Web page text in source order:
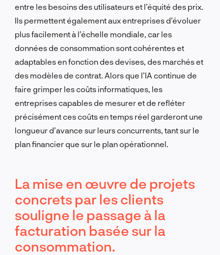
entre les besoins des utilisateurs et l’équité des prix.
Ils permettent également aux entreprises d’évoluer
plus facilement à l’échelle mondiale, car les
données de consommation sont cohérentes et
adaptables en fonction des devises, des marchés et
des modèles de contrat. Alors que l’IA continue de
faire grimper les coûts informatiques, les
entreprises capables de mesurer et de refléter
précisément ces coûts en temps réel garderont une
longueur d’avance sur leurs concurrents, tant sur le
plan financier que sur le plan opérationnel.
La mise en œuvre de projets
concrets par les clients
souligne le passage à la
facturation basée sur la
consommation.